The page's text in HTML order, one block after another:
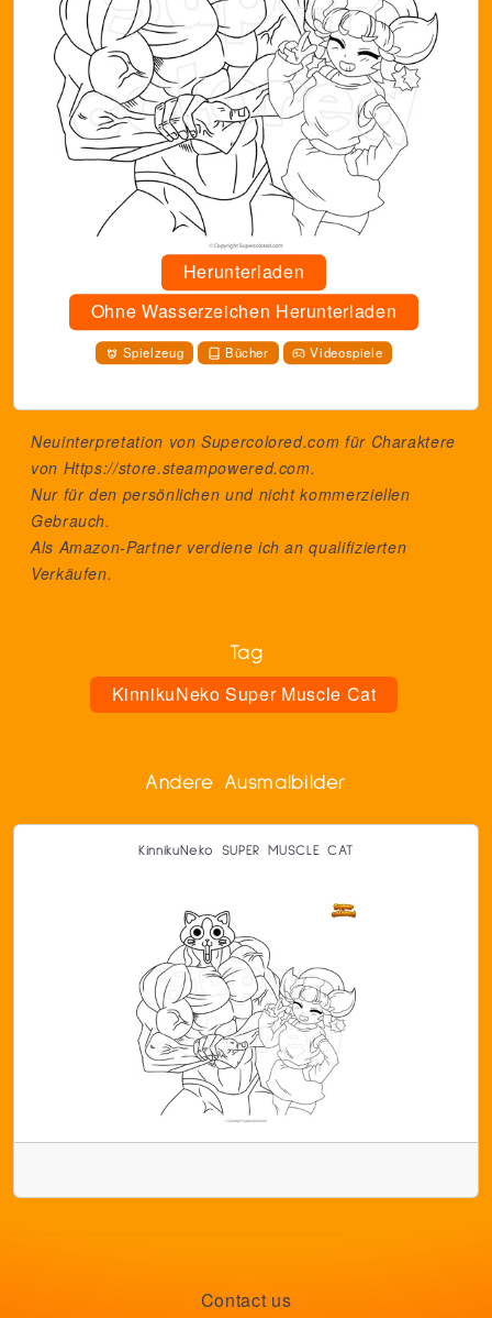
Herunterladen
Ohne Wasserzeichen Herunterladen
Spielzeug Bücher Videospiele
Neuinterpretation von Supercolored.com für Charaktere
von Https://store.steampowered.com.
Nur für den persönlichen und nicht kommerziellen
Gebrauch.
Als Amazon-Partner verdiene ich an qualifizierten
Verkäufen.
Tag
KinnikuNeko Super Muscle Cat
Andere Ausmalbilder
KinnikuNeko SUPER MUSCLE CAT
Contact us